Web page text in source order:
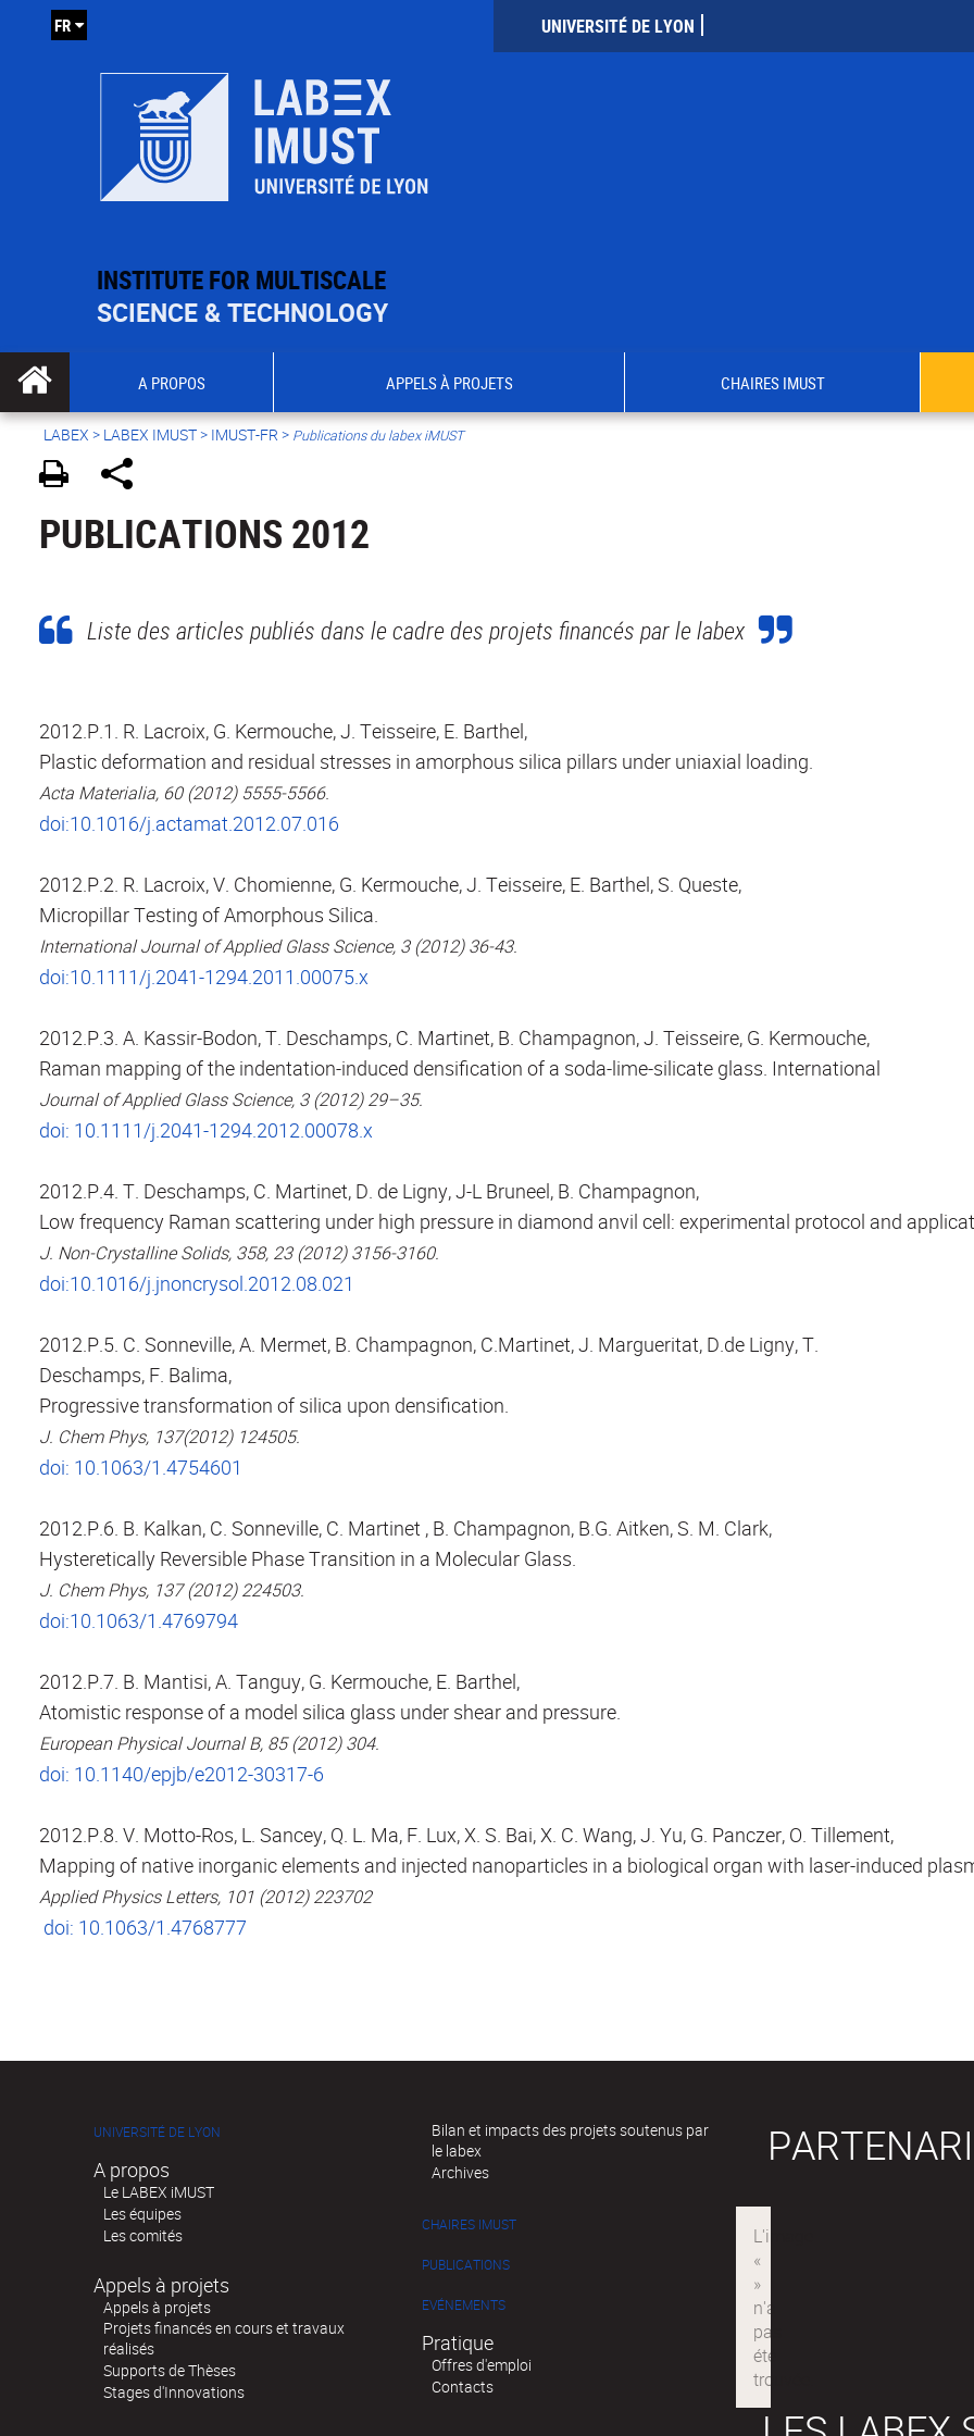
INSTITUTE FOR MULTISCALE
SCIENCE & TECHNOLOGY
UNIVERSITÉ DE LYON
FR
A PROPOS APPELS À PROJETS CHAIRES IMUST
LABEX > LABEX IMUST> IMUST-FR > Publications du labex iMUST
PUBLICATIONS 2012
Liste des articles publiés dans le cadre des projets financés par le labex
2012.P.1. R. Lacroix, G. Kermouche, J. Teisseire, E. Barthel,
Plastic deformation and residual stresses in amorphous silica pillars under uniaxial loading.
Acta Materialia, 60 (2012) 5555-5566.
doi:10.1016/j.actamat.2012.07.016
2012.P.2. R. Lacroix, V. Chomienne, G. Kermouche, J. Teisseire, E. Barthel, S. Queste,
Micropillar Testing of Amorphous Silica.
International Journal of Applied Glass Science, 3 (2012) 36-43.
doi:10.1111/j.2041-1294.2011.00075.x
2012.P.3. A. Kassir-Bodon, T. Deschamps, C. Martinet, B. Champagnon, J. Teisseire, G. Kermouche,
Raman mapping of the indentation-induced densification of a soda-lime-silicate glass. International
Journal of Applied Glass Science, 3 (2012) 29–35.
doi: 10.1111/j.2041-1294.2012.00078.x
2012.P.4. T. Deschamps, C. Martinet, D. de Ligny, J-L Bruneel, B. Champagnon,
Low frequency Raman scattering under high pressure in diamond anvil cell: experimental protocol and
J. Non-Crystalline Solids, 358, 23 (2012) 3156-3160.
doi:10.1016/j.jnoncrysol.2012.08.021
2012.P.5. C. Sonneville, A. Mermet, B. Champagnon, C.Martinet, J. Margueritat, D.de Ligny, T.
Deschamps, F. Balima,
Progressive transformation of silica upon densification.
J. Chem Phys, 137(2012) 124505.
doi: 10.1063/1.4754601
2012.P.6. B. Kalkan, C. Sonneville, C. Martinet , B. Champagnon, B.G. Aitken, S. M. Clark,
Hysteretically Reversible Phase Transition in a Molecular Glass.
J. Chem Phys, 137 (2012) 224503.
doi:10.1063/1.4769794
2012.P.7. B. Mantisi, A. Tanguy, G. Kermouche, E. Barthel,
Atomistic response of a model silica glass under shear and pressure.
European Physical Journal B, 85 (2012) 304.
doi: 10.1140/epjb/e2012-30317-6
2012.P.8. V. Motto-Ros, L. Sancey, Q. L. Ma, F. Lux, X. S. Bai, X. C. Wang, J. Yu, G. Panczer, O. Tillement,
Mapping of native inorganic elements and injected nanoparticles in a biological organ with laser-induced
Applied Physics Letters, 101 (2012) 223702
doi: 10.1063/1.4768777
UNIVERSITÉ DE LYON
A propos
Le LABEX iMUST
Les équipes
Les comités
Appels à projets
Appels à projets
Projets financés en cours et travaux
réalisés
Supports de Thèses
Stages d'Innovations
Bilan et impacts des projets soutenus par
le labex
Archives
CHAIRES IMUST
PUBLICATIONS
EVÉNEMENTS
Pratique
Offres d'emploi
Contacts